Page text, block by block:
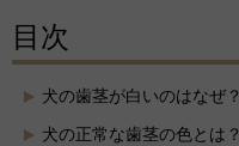
目次
犬の歯茎が白いのはなぜ？
犬の正常な歯茎の色とは？